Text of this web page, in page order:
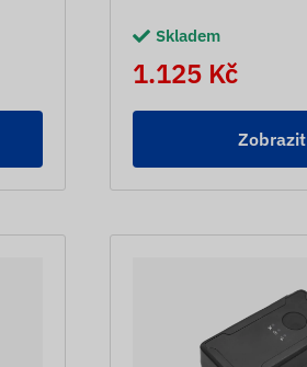
Skladem
1.125 Kč
Zobrazit